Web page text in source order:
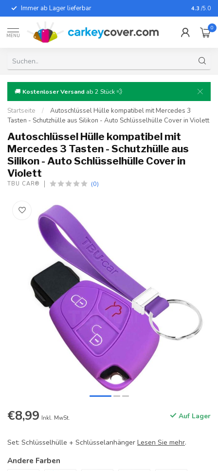
Immer ab Lager lieferbar Für fast
4.3 /5.0
MENU
0
🚚 Kostenloser Versand ab 2 Stück 💨
Startseite /
Autoschlüssel Hülle kompatibel mit Mercedes 3
Tasten - Schutzhülle aus Silikon - Auto Schlüsselhülle Cover in Violett
Autoschlüssel Hülle kompatibel mit
Mercedes 3 Tasten - Schutzhülle aus
Silikon - Auto Schlüsselhülle Cover in
Violett
TBU CAR® (0)
€8,99 Inkl. MwSt. Auf Lager
Set: Schlüsselhülle + Schlüsselanhänger Lesen Sie mehr.
Andere Farben